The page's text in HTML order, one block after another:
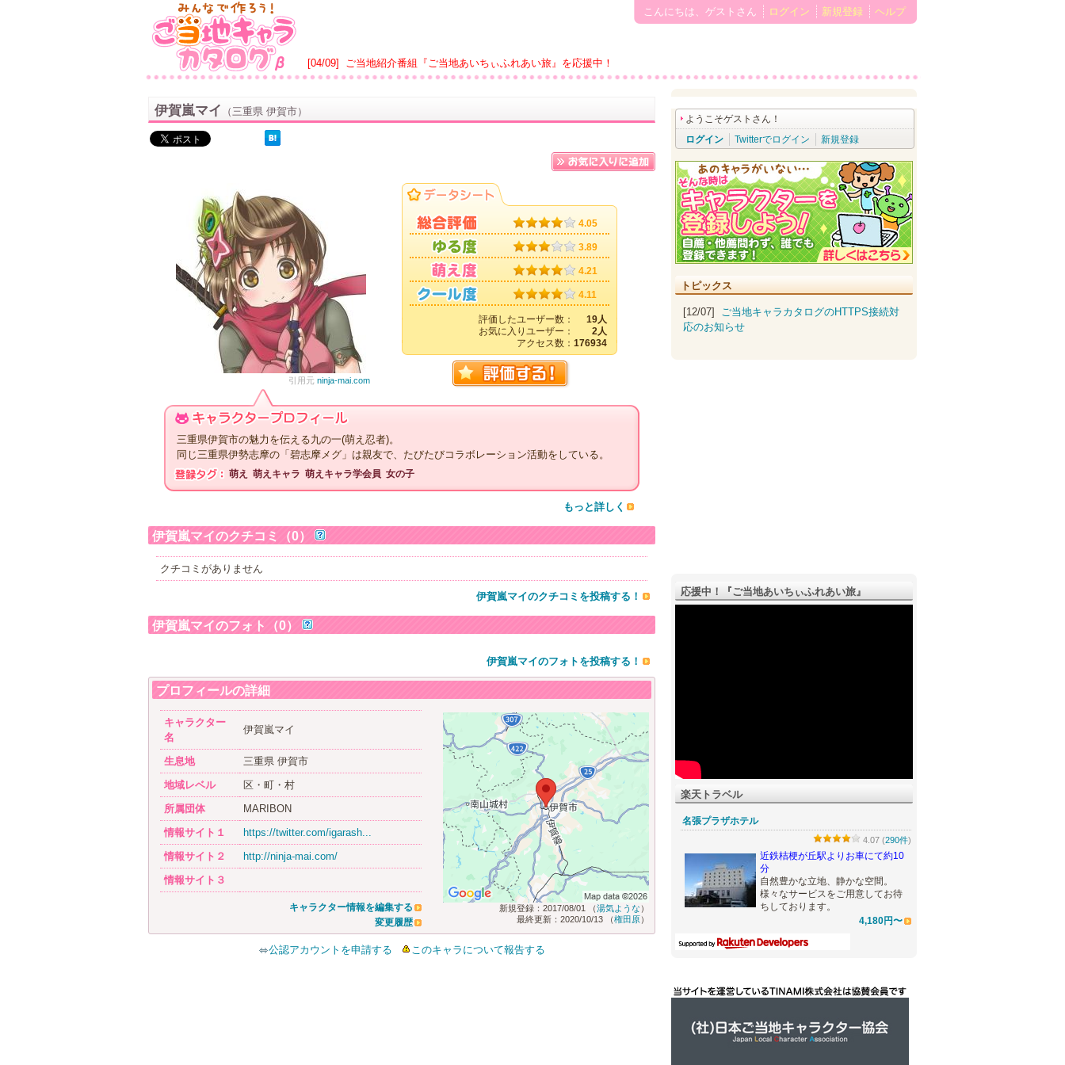
[04/09] ご当地紹介番組『ご当地あいちぃふれあい旅』を応援中！
こんにちは、ゲストさん ログイン 新規登録 ヘルプ
伊賀嵐マイ （三重県 伊賀市）
引用元 ninja-mai.com
4.05
3.89
4.21
4.11
評価したユーザー数：
19人
お気に入りユーザー：
2人
アクセス数： 176934
三重県伊賀市の魅力を伝える九の一(萌え忍者)。
同じ三重県伊勢志摩の「碧志摩メグ」は親友で、たびたびコラボレーション活動をしている。
萌え 萌えキャラ 萌えキャラ学会員 女の子
もっと詳しく
伊賀嵐マイのクチコミ（0）
クチコミがありません
伊賀嵐マイのクチコミを投稿する！
伊賀嵐マイのフォト（0）
伊賀嵐マイのフォトを投稿する！
プロフィールの詳細
キャラクター
名
伊賀嵐マイ
生息地
三重県 伊賀市
地域レベル
区・町・村
所属団体
MARIBON
情報サイト１
https://twitter.com/igarash...
情報サイト２
http://ninja-mai.com/
情報サイト３
キャラクター情報を編集する
変更履歴
新規登録：2017/08/01 （湯気ような ）
最終更新：2020/10/13 （権田原）
公認アカウントを申請する このキャラについて報告する
ようこそゲストさん！
ログイン
Twitterでログイン 新規登録
トピックス
[12/07] ご当地キャラカタログのHTTPS接続対
応のお知らせ
応援中！『ご­当地あいちぃふれあい旅』
楽天トラベル
名張プラザホテル
4.07 (290件)
近鉄桔梗が丘駅よりお車にて約10
分
自然豊かな立地、静かな空間。
様々なサービスをご用意してお待
ちしております。
4,180円〜